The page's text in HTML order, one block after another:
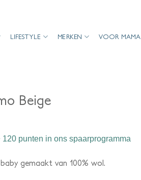
LIFESTYLE MERKEN VOOR MAMA
Beige
120 punten in ons spaarprogramma
gemaakt van 100% wol.